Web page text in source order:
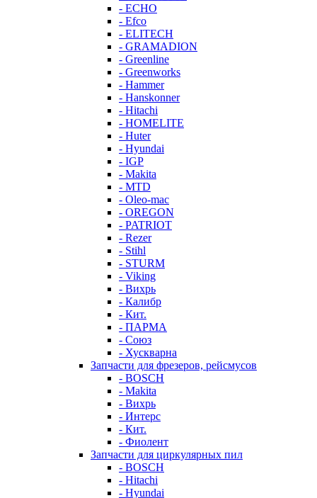
- ECHO
- Efco
- ELITECH
- GRAMADION
- Greenline
- Greenworks
- Hammer
- Hanskonner
- Hitachi
- HOMELITE
- Huter
- Hyundai
- IGP
- Makita
- MTD
- Oleo-mac
- OREGON
- PATRIOT
- Rezer
- Stihl
- STURM
- Viking
- Вихрь
- Калибр
- Кит.
- ПАРМА
- Союз
- Хускварна
Запчасти для фрезеров, рейсмусов
- BOSCH
- Makita
- Вихрь
- Интерс
- Кит.
- Фиолент
Запчасти для циркулярных пил
- BOSCH
- Hitachi
- Hyundai